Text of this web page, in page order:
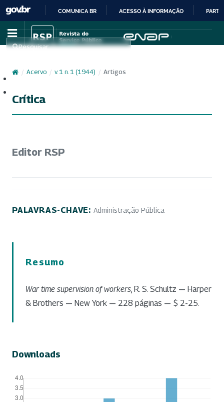
IR
PARA
CONTEÚDO
COMUNICA BR ACESSO À INFORMAÇÃO
Pesquisar
/ Acervo / v. 1 n. 1 (1944) / Artigos
Crítica
Editor RSP
PALAVRAS-CHAVE: Administração Pública
Resumo
War time supervision of workers , R. S. Schultz — Harper
& Brothers — New York — 228 páginas — $ 2-25.
Downloads